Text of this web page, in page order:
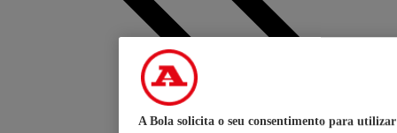
A Bola solicita o seu consentimento para utilizar